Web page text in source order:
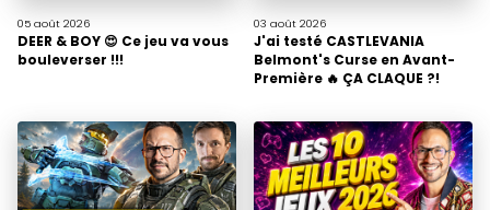
05 août 2026
DEER & BOY 😍 Ce jeu va vous
bouleverser !!!
03 août 2026
J'ai testé CASTLEVANIA
Belmont's Curse en Avant-
Première 🔥 ÇA CLAQUE ?!